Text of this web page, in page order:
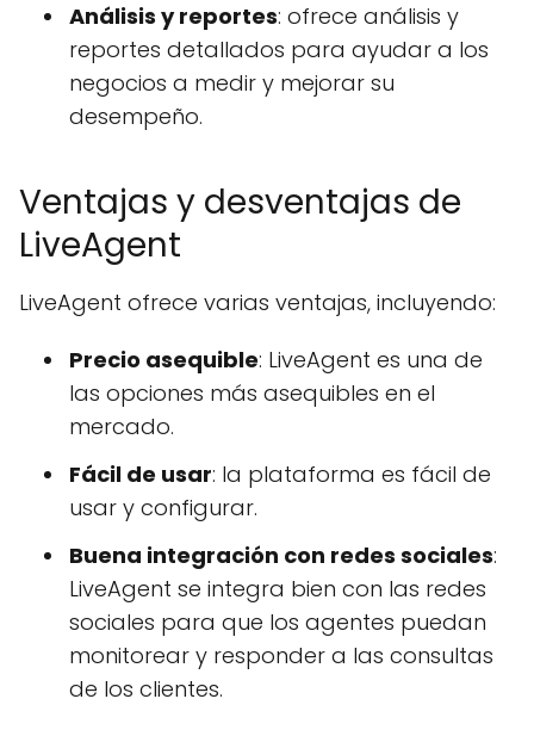
Análisis y reportes: ofrece análisis y
reportes detallados para ayudar a los
negocios a medir y mejorar su
desempeño.
Ventajas y desventajas de
LiveAgent
LiveAgent ofrece varias ventajas, incluyendo:
Precio asequible: LiveAgent es una de
las opciones más asequibles en el
mercado.
Fácil de usar: la plataforma es fácil de
usar y configurar.
Buena integración con redes sociales:
LiveAgent se integra bien con las redes
sociales para que los agentes puedan
monitorear y responder a las consultas
de los clientes.